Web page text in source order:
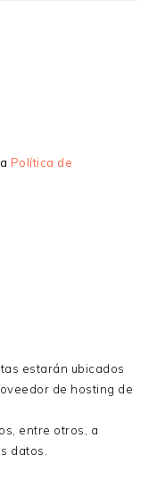
Política de
estarán ubicados
de hosting de
entre otros, a
datos.